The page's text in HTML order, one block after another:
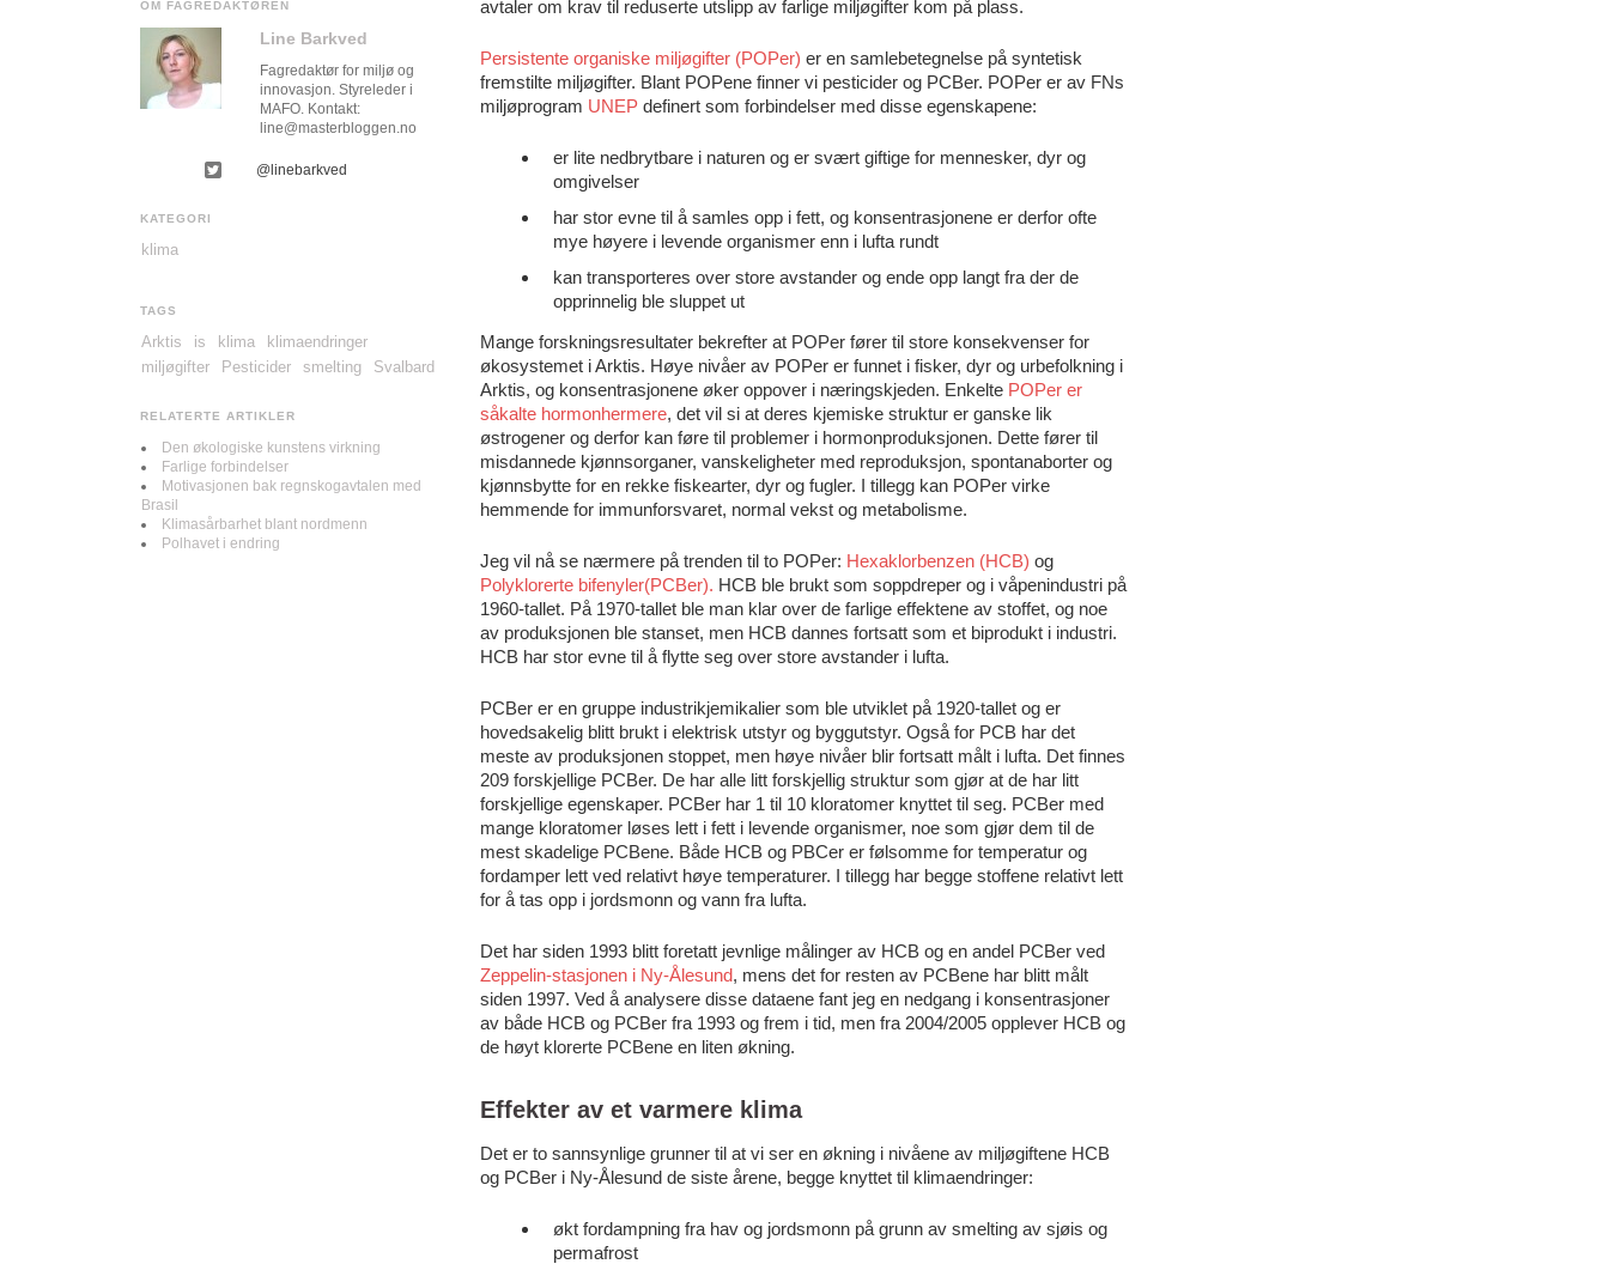
avtaler om krav til reduserte utslipp av farlige miljøgifter kom på plass.
Persistente organiske miljøgifter (POPer) er en samlebetegnelse på syntetisk
fremstilte miljøgifter. Blant POPene finner vi pesticider og PCBer. POPer er av FNs
miljøprogram UNEP definert som forbindelser med disse egenskapene:
er lite nedbrytbare i naturen og er svært giftige for mennesker, dyr og
omgivelser
har stor evne til å samles opp i fett, og konsentrasjonene er derfor ofte
mye høyere i levende organismer enn i lufta rundt
kan transporteres over store avstander og ende opp langt fra der de
opprinnelig ble sluppet ut
Mange forskningsresultater bekrefter at POPer fører til store konsekvenser for
økosystemet i Arktis. Høye nivåer av POPer er funnet i fisker, dyr og urbefolkning i
Arktis, og konsentrasjonene øker oppover i næringskjeden. Enkelte POPer er
såkalte hormonhermere, det vil si at deres kjemiske struktur er ganske lik
østrogener og derfor kan føre til problemer i hormonproduksjonen. Dette fører til
misdannede kjønnsorganer, vanskeligheter med reproduksjon, spontanaborter og
kjønnsbytte for en rekke fiskearter, dyr og fugler. I tillegg kan POPer virke
hemmende for immunforsvaret, normal vekst og metabolisme.
Jeg vil nå se nærmere på trenden til to POPer: Hexaklorbenzen (HCB) og
Polyklorerte bifenyler(PCBer). HCB ble brukt som soppdreper og i våpenindustri på
1960-tallet. På 1970-tallet ble man klar over de farlige effektene av stoffet, og noe
av produksjonen ble stanset, men HCB dannes fortsatt som et biprodukt i industri.
HCB har stor evne til å flytte seg over store avstander i lufta.
PCBer er en gruppe industrikjemikalier som ble utviklet på 1920-tallet og er
hovedsakelig blitt brukt i elektrisk utstyr og byggutstyr. Også for PCB har det
meste av produksjonen stoppet, men høye nivåer blir fortsatt målt i lufta. Det finnes
209 forskjellige PCBer. De har alle litt forskjellig struktur som gjør at de har litt
forskjellige egenskaper. PCBer har 1 til 10 kloratomer knyttet til seg. PCBer med
mange kloratomer løses lett i fett i levende organismer, noe som gjør dem til de
mest skadelige PCBene. Både HCB og PBCer er følsomme for temperatur og
fordamper lett ved relativt høye temperaturer. I tillegg har begge stoffene relativt lett
for å tas opp i jordsmonn og vann fra lufta.
Det har siden 1993 blitt foretatt jevnlige målinger av HCB og en andel PCBer ved
Zeppelin-stasjonen i Ny-Ålesund, mens det for resten av PCBene har blitt målt
siden 1997. Ved å analysere disse dataene fant jeg en nedgang i konsentrasjoner
av både HCB og PCBer fra 1993 og frem i tid, men fra 2004/2005 opplever HCB og
de høyt klorerte PCBene en liten økning.
Effekter av et varmere klima
Det er to sannsynlige grunner til at vi ser en økning i nivåene av miljøgiftene HCB
og PCBer i Ny-Ålesund de siste årene, begge knyttet til klimaendringer:
økt fordampning fra hav og jordsmonn på grunn av smelting av sjøis og
permafrost
OM FAGREDAKTØREN
Line Barkved
Fagredaktør for miljø og
innovasjon. Styreleder i
MAFO. Kontakt:
line@masterbloggen.no
@linebarkved
KATEGORI
klima
TAGS
Arktis is klima
klimaendringer
miljøgifter
Pesticider smelting Svalbard
RELATERTE ARTIKLER
Den økologiske kunstens virkning
Farlige forbindelser
Motivasjonen bak regnskogavtalen med
Brasil
Klimasårbarhet blant nordmenn
Polhavet i endring